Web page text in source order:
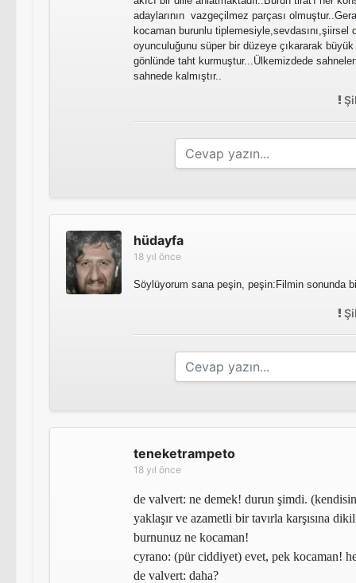
adaylarının vazgeçilmez parçası
kocaman burunlu
oyunculuğunu süper bir düzeye çıkararak
gönlünde taht kurmuştur...Ülkemizdede
sahnede kalmıştır..
hüdayfa
18 yıl önce
Söylüyorum sana peşin, peşin:Filmin sonunda
teneketrampeto
18 yıl önce
de valvert: ne demek! durun şimdi.
yaklaşır ve azametli bir tavırla karşısına
burnunuz ne kocaman!
cyrano: (pür ciddiyet) evet, pek kocaman!
de valvert: daha?